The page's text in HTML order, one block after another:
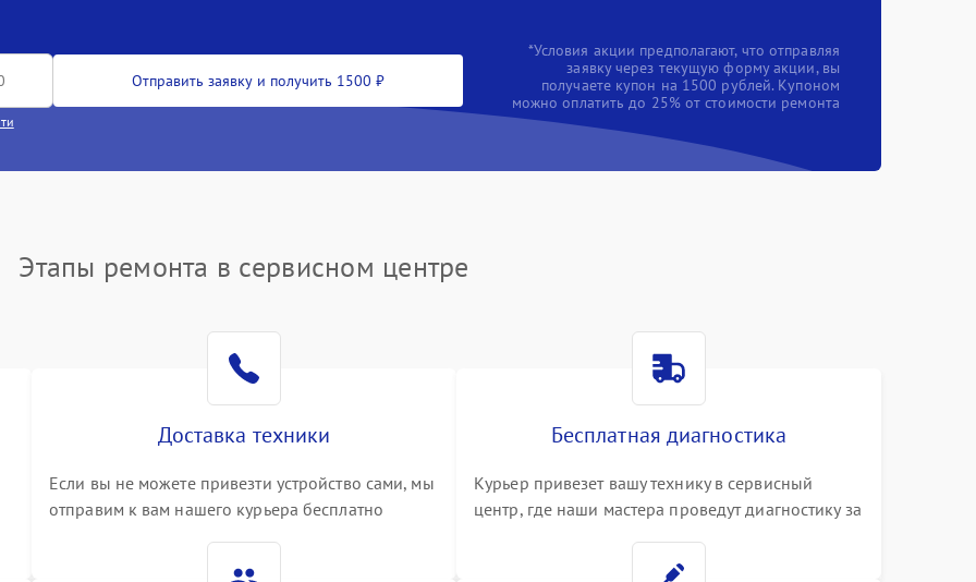
Отправить заявку и получить 1500 ₽
*Условия акции предполагают, что отправляя
заявку через текущую форму акции, вы
получаете купон на 1500 рублей. Купоном
можно оплатить до 25% от стоимости ремонта
Этапы ремонта в сервисном центре
Доставка техники
Если вы не можете привезти устройство сами, мы
отправим к вам нашего курьера бесплатно
Бесплатная диагностика
Курьер привезет вашу технику в сервисный
центр, где наши мастера проведут диагностику за